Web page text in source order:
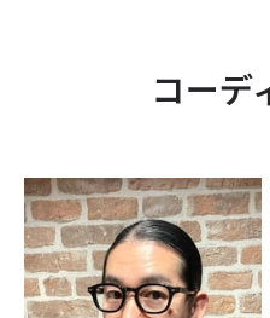
コーデ